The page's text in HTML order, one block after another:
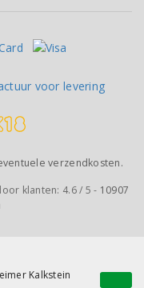
Kalkstein
verzendkosten.
klanten: 4.6/ 5 - 10907